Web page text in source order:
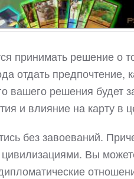
принимать решение о
отдать предпочтение,
вашего решения будет
и влияние на карту в
без завоеваний.
Вы